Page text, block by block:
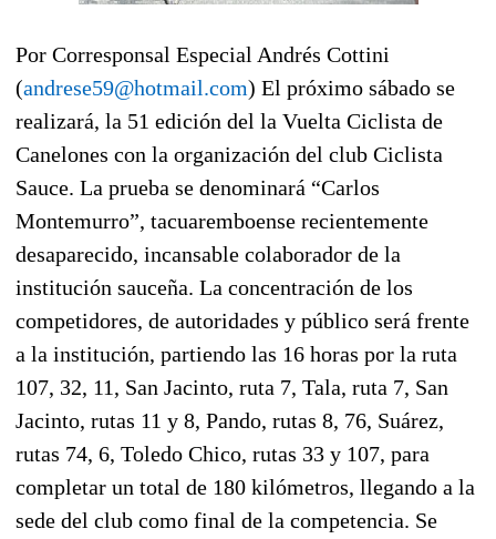
Por Corresponsal Especial Andrés Cottini
(andrese59@hotmail.com) El próximo sábado se
realizará, la 51 edición del la Vuelta Ciclista de
Canelones con la organización del club Ciclista
Sauce. La prueba se denominará “Carlos
Montemurro”, tacuaremboense recientemente
desaparecido, incansable colaborador de la
institución sauceña. La concentración de los
competidores, de autoridades y público será frente
a la institución, partiendo las 16 horas por la ruta
107, 32, 11, San Jacinto, ruta 7, Tala, ruta 7, San
Jacinto, rutas 11 y 8, Pando, rutas 8, 76, Suárez,
rutas 74, 6, Toledo Chico, rutas 33 y 107, para
completar un total de 180 kilómetros, llegando a la
sede del club como final de la competencia. Se